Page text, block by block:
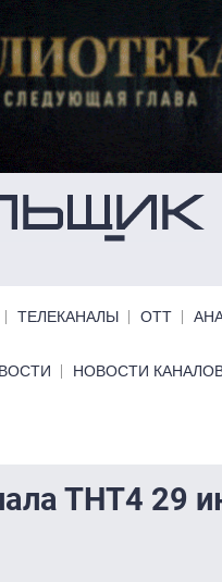
ТЕЛЕКАНАЛЫ ОТТ
НОВОСТИ
ТНТ4 29